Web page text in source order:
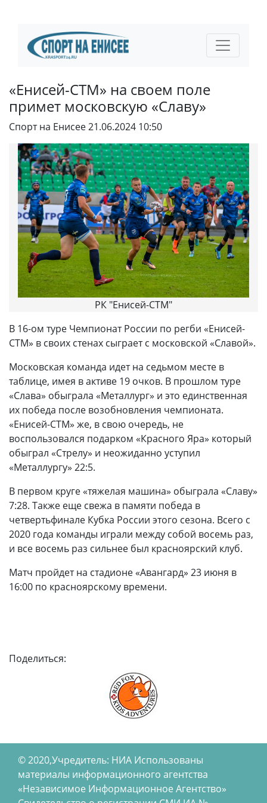
«Енисей-СТМ» на своем поле
примет московскую «Славу»
Спорт на Енисее21.06.2024 10:50
РК "Енисей-СТМ"
В 16-ом туре Чемпионат России по регби «Енисей-
СТМ» в своих стенах сыграет с московской «Славой».
Московская команда идет на седьмом месте в
таблице, имея в активе 19 очков. В прошлом туре
«Слава» обыграла «Металлург» и это единственная
их победа после возобновления чемпионата.
«Енисей-СТМ» же, в свою очередь, не
воспользовался подарком «Красного Яра» который
обыграл «Стрелу» и неожиданно уступил
«Металлургу» 22:5.
В первом круге «тяжелая машина» обыграла «Славу»
7:28. Также еще свежа в памяти победа в
четвертьфинале Кубка России этого сезона. Всего с
2020 года команды играли между собой восемь раз,
и все восемь раз сильнее был красноярский клуб.
Матч пройдет на стадионе «Авангард» 23 июня в
16:00 по красноярскому времени.
Поделиться:
© 2020,Учредитель: НИА Использованы
материалы информационного агентства
«Независимое Информационное Агентство»